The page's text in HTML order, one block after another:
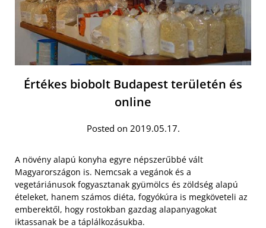
Értékes biobolt Budapest területén és
online
Posted on 2019.05.17.
A növény alapú konyha egyre népszerűbbé vált
Magyarországon is. Nemcsak a vegánok és a
vegetáriánusok fogyasztanak gyümölcs és zöldség alapú
ételeket, hanem számos diéta, fogyókúra is megköveteli az
emberektől, hogy rostokban gazdag alapanyagokat
iktassanak be a táplálkozásukba.